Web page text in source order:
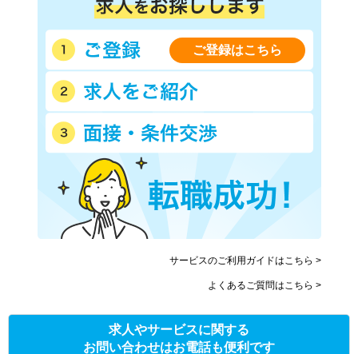
ご登録はこちら
サービスのご利用ガイドはこちら >
よくあるご質問はこちら >
求人やサービスに関する
お問い合わせはお電話も便利です